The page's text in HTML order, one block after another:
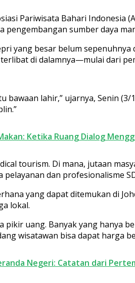
Pariwisata Bahari Indonesia
pengembangan sumber daya
yang besar belum
di dalamnya—mulai dari
bawaan lahir,” ujarnya, Senin
Ketika Ruang Dialog
tourism. Di mana, jutaan
dan profesionalisme
yang dapat ditemukan di
lokal.
pikir uang. Banyak yang hanya
wisatawan bisa dapat harga
Negeri: Catatan dari